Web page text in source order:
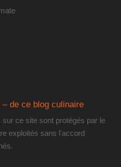
– de ce blog culinaire
ce site sont protégés par le
exploités sans l'accord